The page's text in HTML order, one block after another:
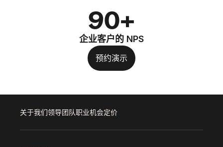
90+
企业客户的 NPS
预约演示
关于我们领导团队职业机会定价